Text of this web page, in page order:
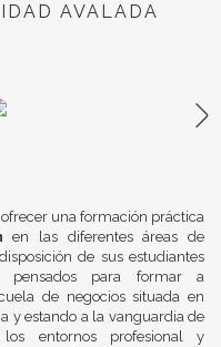
AVALADA
una formación práctica
en las diferentes áreas de
de sus estudiantes
pensados para formar a
de negocios situada en
y estando a la vanguardia de
entornos profesional y